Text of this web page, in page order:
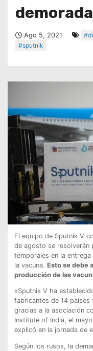
Ago 5, 2021
#sputnik
El equipo de Sputnik V
de agosto se
temporales en la
la vacuna. Esto se debe
producción de las
«Sputnik V ha
fabricantes de 14 países
gracias a la asociación
Institute of India, el
explicó en la jornada de
Según los rusos, la